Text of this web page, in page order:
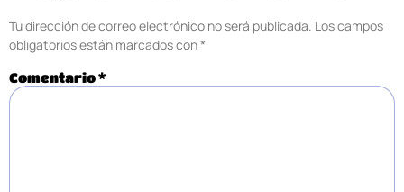
Tu dirección de correo electrónico no será publicada. Los campos
obligatorios están marcados con*
Comentario*